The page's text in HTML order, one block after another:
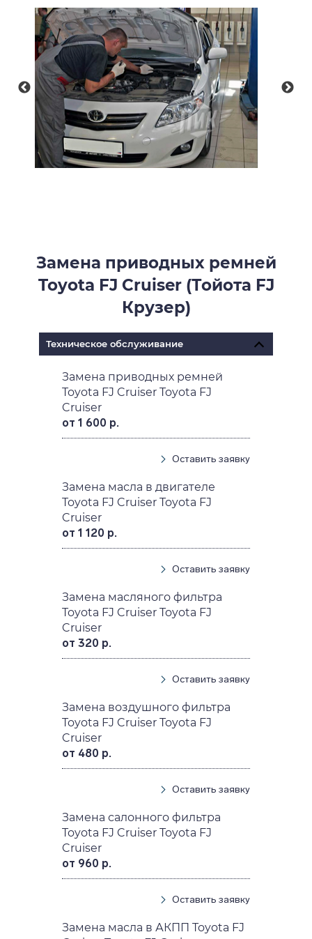
Замена приводных ремней
Toyota FJ Cruiser (Тойота FJ
Крузер)
Техническое обслуживание
Замена приводных ремней
Toyota FJ Cruiser Toyota FJ
Cruiser
от 1 600 р.
Оставить заявку
Замена масла в двигателе
Toyota FJ Cruiser Toyota FJ
Cruiser
от 1 120 р.
Оставить заявку
Замена масляного фильтра
Toyota FJ Cruiser Toyota FJ
Cruiser
от 320 р.
Оставить заявку
Замена воздушного фильтра
Toyota FJ Cruiser Toyota FJ
Cruiser
от 480 р.
Оставить заявку
Замена салонного фильтра
Toyota FJ Cruiser Toyota FJ
Cruiser
от 960 р.
Оставить заявку
Замена масла в АКПП Toyota FJ